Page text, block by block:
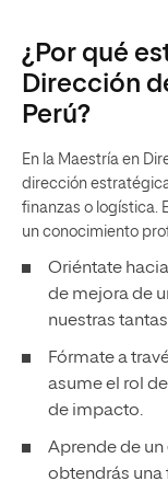
¿Por qué
Dirección
Perú?
En la Maestría en
dirección
finanzas o logística.
un conocimiento
Oriéntate
de mejora de
nuestras tantas
Fórmate a
asume el rol
de impacto.
Aprende de un
obtendrás una